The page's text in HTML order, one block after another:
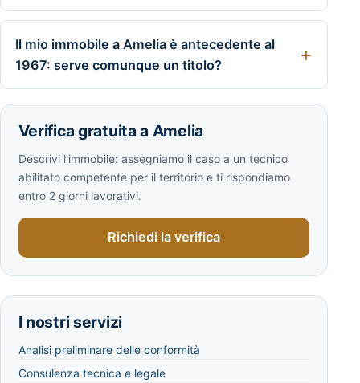
Il mio immobile a Amelia è antecedente al
1967: serve comunque un titolo?
Verifica gratuita a Amelia
Descrivi l'immobile: assegniamo il caso a un tecnico
abilitato competente per il territorio e ti rispondiamo
entro 2 giorni lavorativi.
Richiedi la verifica
I nostri servizi
Analisi preliminare delle conformità
Consulenza tecnica e legale